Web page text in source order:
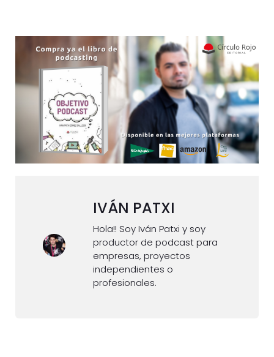
IVÁN PATXI
Hola!! Soy Iván Patxi y soy
productor de podcast para
empresas, proyectos
independientes o
profesionales.